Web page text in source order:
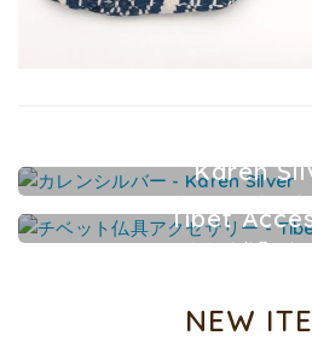
Karen
カレンシルバーアク
Tibet
チベット仏具アク
NEW